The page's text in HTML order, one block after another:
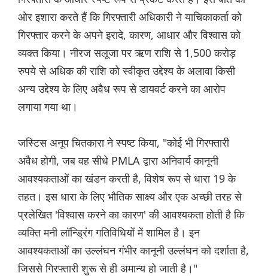
ओर इशारा करते हैं कि गिरफ्तारी अधिकारी ने याचिकाकर्ता को
गिरफ्तार करने के अपने इरादे, कारण, आधार और विश्वास को
व्यक्त किया। नीरज सलूजा पर ऋण राशि से 1,500 करोड़
रुपये से अधिक की राशि को स्वीकृत उद्देश्य के अलावा किसी
अन्य उद्देश्य के लिए अवैध रूप से डायवर्ट करने का आरोप
लगाया गया था।
जस्टिस अनूप चितकारा ने स्पष्ट किया, "कोई भी गिरफ्तारी
अवैध होगी, जब वह सीधे PMLA द्वारा अनिवार्य कानूनी
आवश्यकताओं का खंडन करती है, विशेष रूप से धारा 19 के
तहत। इस धारा के लिए भौतिक साक्ष्य और एक अच्छी तरह से
प्रलेखित 'विश्वास करने का कारण' की आवश्यकता होती है कि
व्यक्ति मनी लॉन्ड्रिंग गतिविधियों में शामिल है। इन
आवश्यकताओं का उल्लंघन गंभीर कानूनी उल्लंघन को दर्शाता है,
जिससे गिरफ्तारी शुरू से ही अमान्य हो जाती है।"